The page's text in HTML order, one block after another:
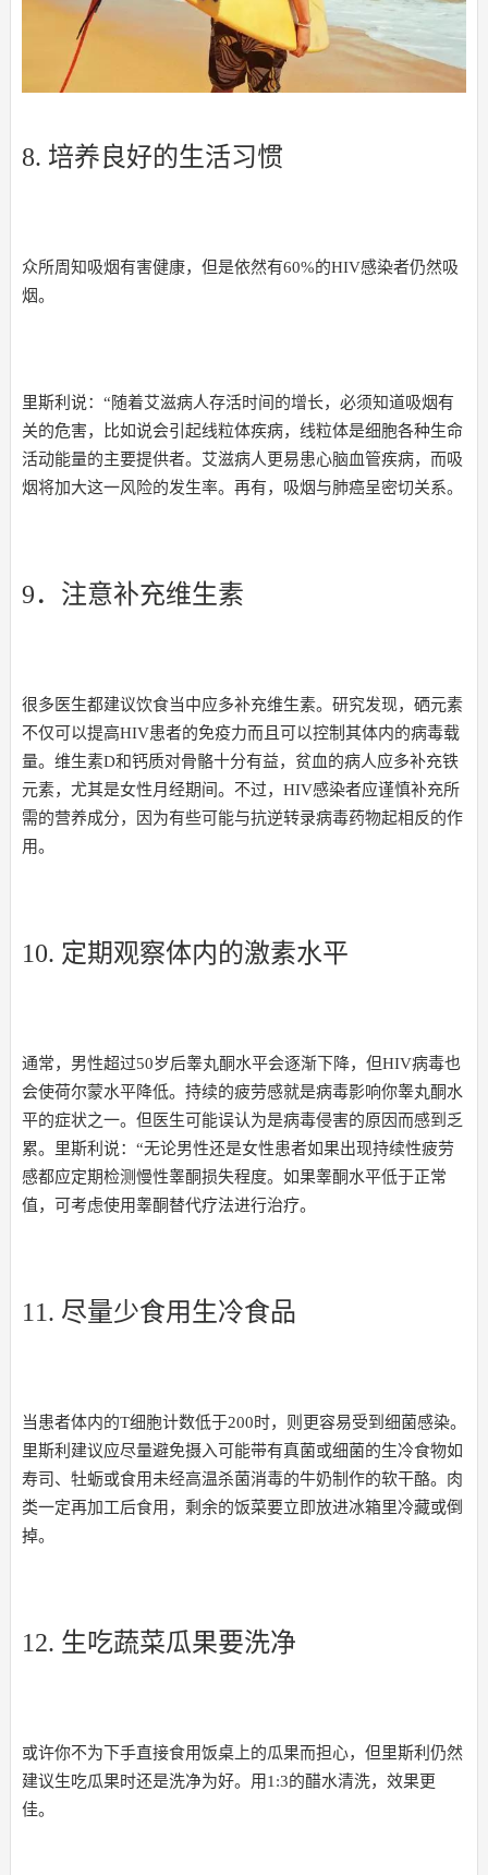
8. 培养良好的生活习惯
众所周知吸烟有害健康，但是依然有60%的HIV感染者仍然吸
烟。
里斯利说：“随着艾滋病人存活时间的增长，必须知道吸烟有
关的危害，比如说会引起线粒体疾病，线粒体是细胞各种生命
活动能量的主要提供者。艾滋病人更易患心脑血管疾病，而吸
烟将加大这一风险的发生率。再有，吸烟与肺癌呈密切关系。
9．注意补充维生素
很多医生都建议饮食当中应多补充维生素。研究发现，硒元素
不仅可以提高HIV患者的免疫力而且可以控制其体内的病毒载
量。维生素D和钙质对骨骼十分有益，贫血的病人应多补充铁
元素，尤其是女性月经期间。不过，HIV感染者应谨慎补充所
需的营养成分，因为有些可能与抗逆转录病毒药物起相反的作
用。
10. 定期观察体内的激素水平
通常，男性超过50岁后睾丸酮水平会逐渐下降，但HIV病毒也
会使荷尔蒙水平降低。持续的疲劳感就是病毒影响你睾丸酮水
平的症状之一。但医生可能误认为是病毒侵害的原因而感到乏
累。里斯利说：“无论男性还是女性患者如果出现持续性疲劳
感都应定期检测慢性睾酮损失程度。如果睾酮水平低于正常
值，可考虑使用睾酮替代疗法进行治疗。
11. 尽量少食用生冷食品
当患者体内的T细胞计数低于200时，则更容易受到细菌感染。
里斯利建议应尽量避免摄入可能带有真菌或细菌的生冷食物如
寿司、牡蛎或食用未经高温杀菌消毒的牛奶制作的软干酪。肉
类一定再加工后食用，剩余的饭菜要立即放进冰箱里冷藏或倒
掉。
12. 生吃蔬菜瓜果要洗净
或许你不为下手直接食用饭桌上的瓜果而担心，但里斯利仍然
建议生吃瓜果时还是洗净为好。用1:3的醋水清洗，效果更
佳。